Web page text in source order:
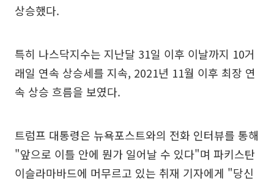
상승했다.
특히 나스닥지수는 지난달 31일 이후 이날까지 10거
래일 연속 상승세를 지속, 2021년 11월 이후 최장 연
속 상승 흐름을 보였다.
트럼프 대통령은 뉴욕포스트와의 전화 인터뷰를 통해
"앞으로 이틀 안에 뭔가 일어날 수 있다"며 파키스탄
이슬라마바드에 머무르고 있는 취재 기자에게 "당신